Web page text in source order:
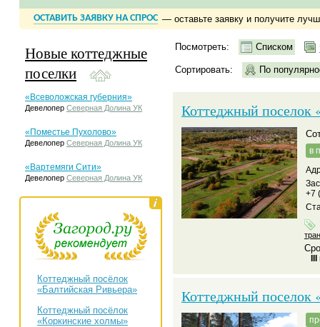
ОСТАВИТЬ ЗАЯВКУ НА СПРОС — оставьте заявку и получите
Новые коттеджные
поселки
«Всеволожская губерния»
Девелопер Северная Долина УК
«Поместье Пухолово»
Девелопер Северная Долина УК
«Вартемяги Сити»
Девелопер Северная Долина УК
Коттеджный посёлок
«Балтийская Ривьера»
Коттеджный посёлок
«Коркинские холмы»
Посмотреть: Списком
Сортировать: По
Коттеджный поселок
в
+7
Коттеджный поселок